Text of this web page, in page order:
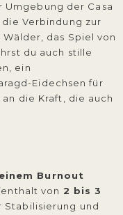
Umgebung der Casa
Verbindung zur
das Spiel von
du auch stille
ein
Eidechsen für
die Kraft, die auch
Burnout
von 2 bis 3
Stabilisierung und